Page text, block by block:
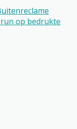
op bedrukte